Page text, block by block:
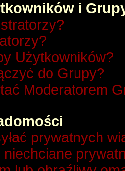
i
Użytkowników?
do Grupy?
Moderatorem
prywatnych